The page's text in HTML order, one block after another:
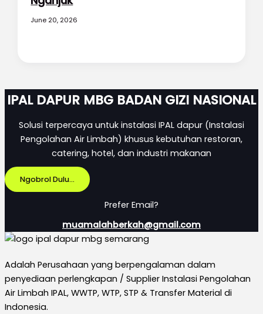
June 20, 2026
IPAL DAPUR MBG BADAN GIZI NASIONAL
Solusi terpercaya untuk instalasi IPAL dapur (Instalasi
Pengolahan Air Limbah) khusus kebutuhan restoran,
catering, hotel, dan industri makanan
Ngobrol Dulu...
Prefer Email?
muamalahberkah@gmail.com
Adalah Perusahaan yang berpengalaman dalam
penyediaan perlengkapan / Supplier Instalasi Pengolahan
Air Limbah IPAL, WWTP, WTP, STP & Transfer Material di
Indonesia.